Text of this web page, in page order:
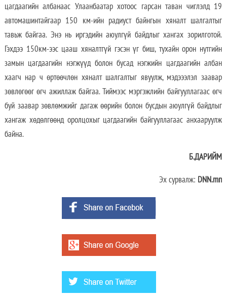
цагдаагийн албанаас Улаанбаатар хотоос гарсан таван чиглэлд 19
автомашинтайгаар 150 км-ийн радиуст байнгын хяналт шалгалтыг
тавьж байгаа. Энэ нь иргэдийн аюулгүй байдлыг хангах зорилготой.
Гэхдээ 150км-ээс цааш хяналтгүй гэсэн үг биш, тухайн орон нутгийн
замын цагдаагийн нэгжүүд болон бусад нэгжийн цагдаагийн албан
хаагч нар ч өртөөчлөн хяналт шалгалтыг явуулж, мэдэээлэл заавар
зөвлөгөөг өгч ажиллаж байгаа. Тиймээс мэргэжлийн байгууллагаас өгч
буй заавар зөвлөмжийг дагаж өөрийн болон бусдын аюулгүй байдлыг
хангаж хөдөлгөөнд оролцохыг цагдаагийн байгууллагаас анхааруулж
байна.
Б.ДАРИЙМ
Эх сурвалж: DNN.mn